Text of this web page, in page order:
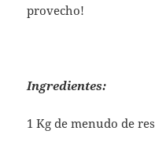
provecho!
Ingredientes:
1 Kg de menudo de res